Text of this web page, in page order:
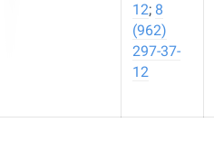
12; 8
(962)
297-37-
12